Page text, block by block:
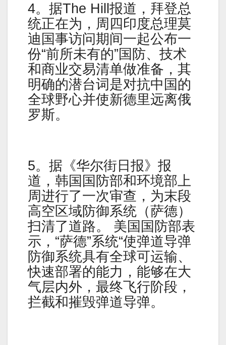
4。据The Hill报道，拜登总
统正在为，周四印度总理莫
迪国事访问期间一起公布一
份“前所未有的”国防、技术
和商业交易清单做准备，其
明确的潜台词是对抗中国的
全球野心并使新德里远离俄
罗斯。
5。据《华尔街日报》报
道，韩国国防部和环境部上
周进行了一次审查，为末段
高空区域防御系统（萨德）
扫清了道路。 美国国防部表
示，“萨德”系统“使弹道导弹
防御系统具有全球可运输、
快速部署的能力，能够在大
气层内外，最终飞行阶段，
拦截和摧毁弹道导弹。